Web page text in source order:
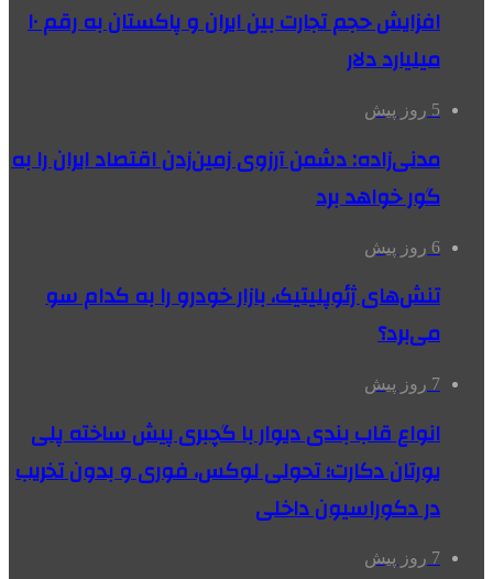
افزایش حجم تجارت بین ایران و پاکستان به رقم ۱۰
میلیارد دلار
5 روز پیش
مدنی‌زاده: دشمن آرزوی زمین‌زدن اقتصاد ایران را به
گور خواهد برد
6 روز پیش
تنش‌های ژئوپلیتیک، بازار خودرو را به کدام سو
می‌برد؟
7 روز پیش
انواع قاب بندی دیوار با گچبری پیش ساخته پلی
یورتان دکارت؛ تحولی لوکس، فوری و بدون تخریب
در دکوراسیون داخلی
7 روز پیش